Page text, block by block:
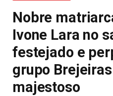
Nobre
Ivone Lara no
festejado e
grupo
majestoso